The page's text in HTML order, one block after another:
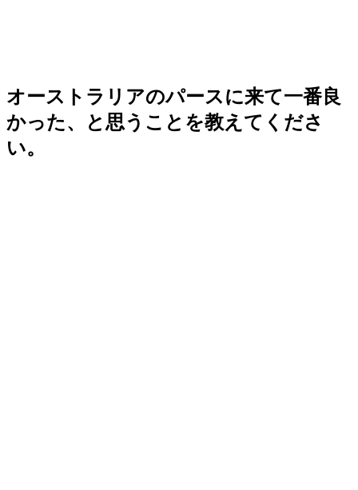
オーストラリアのパースに来て一番良
かった、と思うことを教えてくださ
い。